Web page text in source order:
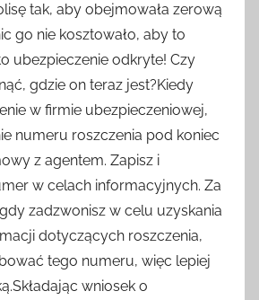
tak, aby obejmowała zerową
go nie kosztowało, aby to
ubezpieczenie odkryte! Czy
gdzie on teraz jest?Kiedy
w firmie ubezpieczeniowej,
numeru roszczenia pod koniec
z agentem. Zapisz i
w celach informacyjnych. Za
zadzwonisz w celu uzyskania
dotyczących roszczenia,
tego numeru, więc lepiej
wniosek o